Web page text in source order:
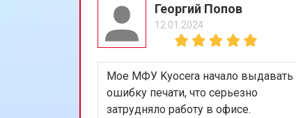
Георгий Попов
12.01.2024
Мое МФУ Kyocera начало выдавать
ошибку печати, что серьезно
затрудняло работу в офисе.